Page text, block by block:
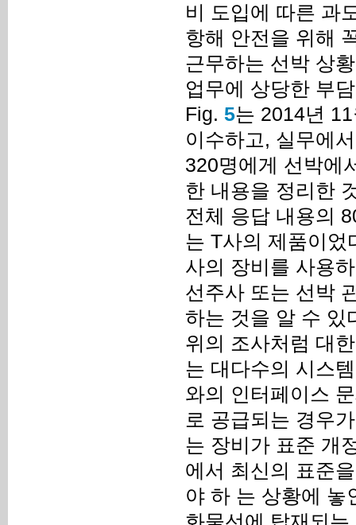
비 도입에 따른 과
항해 안전을 위해
근무하는 선박 상
업무에 상당한 부
Fig. 5는 2014년
이수하고, 실무에
320명에게 선박에
한 내용을 정리한
전체 응답 내용의
는 T사의 제품이었
사의 장비를 사용
선주사 또는 선박
하는 것을 알 수 있
위의 조사처럼 대
는 대다수의 시스
와의 인터페이스
로 공급되는 경우
는 장비가 표준 개
에서 최신의 표준
야 하 는 상황에 놓